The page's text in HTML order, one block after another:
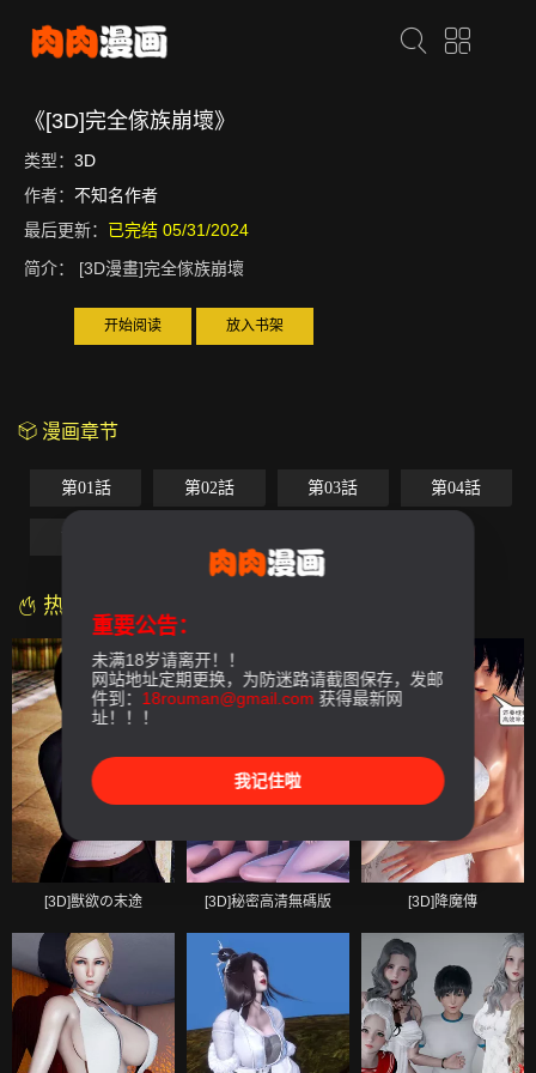
《[3D]完全傢族崩壞》
类型： 3D
作者： 不知名作者
最后更新： 已完结 05/31/2024
简介：
[3D漫畫]完全傢族崩壞
开始阅读 放入书架
漫画章节
第01話 第02話 第03話 第04話
热门漫画
[3D]獸欲の末途 [3D]秘密高清無碼版 [3D]降魔傳
重要公告：
未满18岁请离开！！
网站地址定期更换，为防迷路请截图保存，发邮
件到： 18rouman@gmail.com 获得最新网
址！！！
我记住啦